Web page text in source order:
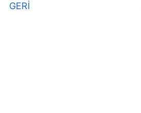
GERİ